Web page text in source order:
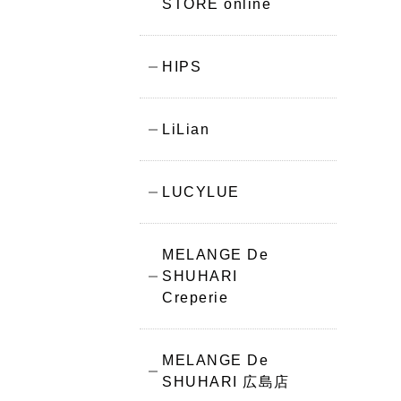
STORE online
HIPS
LiLian
LUCYLUE
MELANGE De
SHUHARI
Creperie
MELANGE De
SHUHARI 広島店